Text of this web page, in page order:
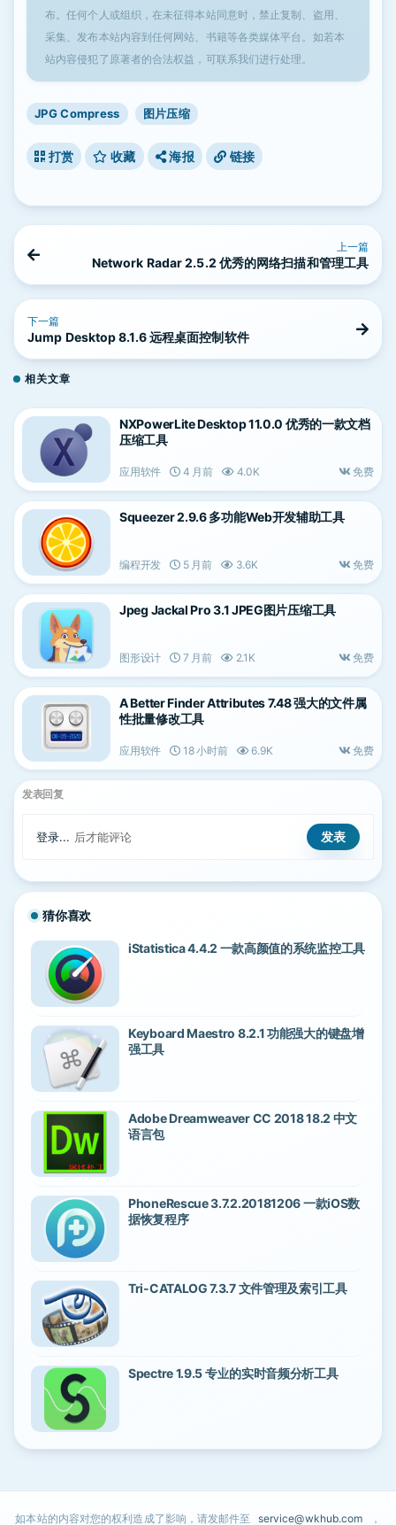
布。任何个人或组织，在未征得本站同意时，禁止复制、盗用、
采集、发布本站内容到任何网站、书籍等各类媒体平台。如若本
站内容侵犯了原著者的合法权益，可联系我们进行处理。
JPG Compress 图片压缩
打赏 收藏 海报 链接
上一篇
Network Radar 2.5.2 优秀的网络扫描和管理工具
下一篇
Jump Desktop 8.1.6 远程桌面控制软件
相关文章
NXPowerLite Desktop 11.0.0 优秀的一款文档
压缩工具
应用软件 4 月前 4.0K 免费
Squeezer 2.9.6 多功能Web开发辅助工具
编程开发 5 月前 3.6K 免费
Jpeg Jackal Pro 3.1 JPEG图片压缩工具
图形设计 7 月前 2.1K 免费
A Better Finder Attributes 7.48 强大的文件属
性批量修改工具
应用软件 18 小时前 6.9K 免费
发表回复
登录... 后才能评论
猜你喜欢
iStatistica 4.4.2 一款高颜值的系统监控工具
Keyboard Maestro 8.2.1 功能强大的键盘增
强工具
Adobe Dreamweaver CC 2018 18.2 中文
语言包
PhoneRescue 3.7.2.20181206 一款iOS数
据恢复程序
Tri-CATALOG 7.3.7 文件管理及索引工具
Spectre 1.9.5 专业的实时音频分析工具
如本站的内容对您的权利造成了影响，请发邮件至 service@wkhub.com ，